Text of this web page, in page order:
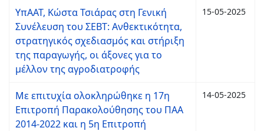
ΥπΑΑΤ, Κώστα Τσιάρας στη Γενική
Συνέλευση του ΣΕΒΤ: Ανθεκτικότητα,
στρατηγικός σχεδιασμός και στήριξη
της παραγωγής, οι άξονες για το
μέλλον της αγροδιατροφής
15-05-2025
Με επιτυχία ολοκληρώθηκε η 17η
Επιτροπή Παρακολούθησης του ΠΑΑ
2014-2022 και η 5η Επιτροπή
14-05-2025